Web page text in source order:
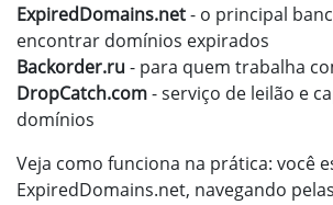
ExpiredDomains.net- o principal
encontrar domínios expirados
Backorder.ru- para quem trabalha
DropCatch.com- serviço de leilão e
domínios
Veja como funciona na prática: você
ExpiredDomains.net, navegando